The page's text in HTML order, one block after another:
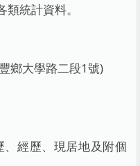
統計資料。
鄉大學路二段1號)
經歷、現居地及附個